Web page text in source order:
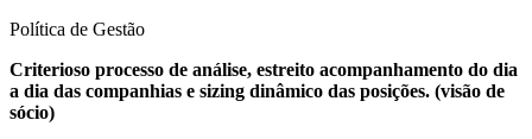
Política de Gestão
Criterioso processo de análise, estreito acompanhamento do dia
a dia das companhias e sizing dinâmico das posições. (visão de
sócio)